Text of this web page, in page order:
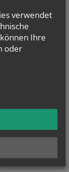
verwendet
Ihre
oder